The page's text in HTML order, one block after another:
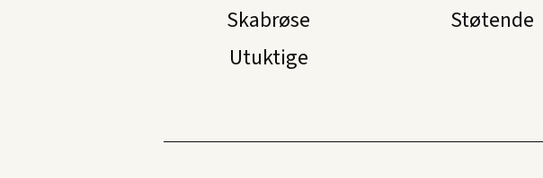
Skabrøse Støtende
Utuktige